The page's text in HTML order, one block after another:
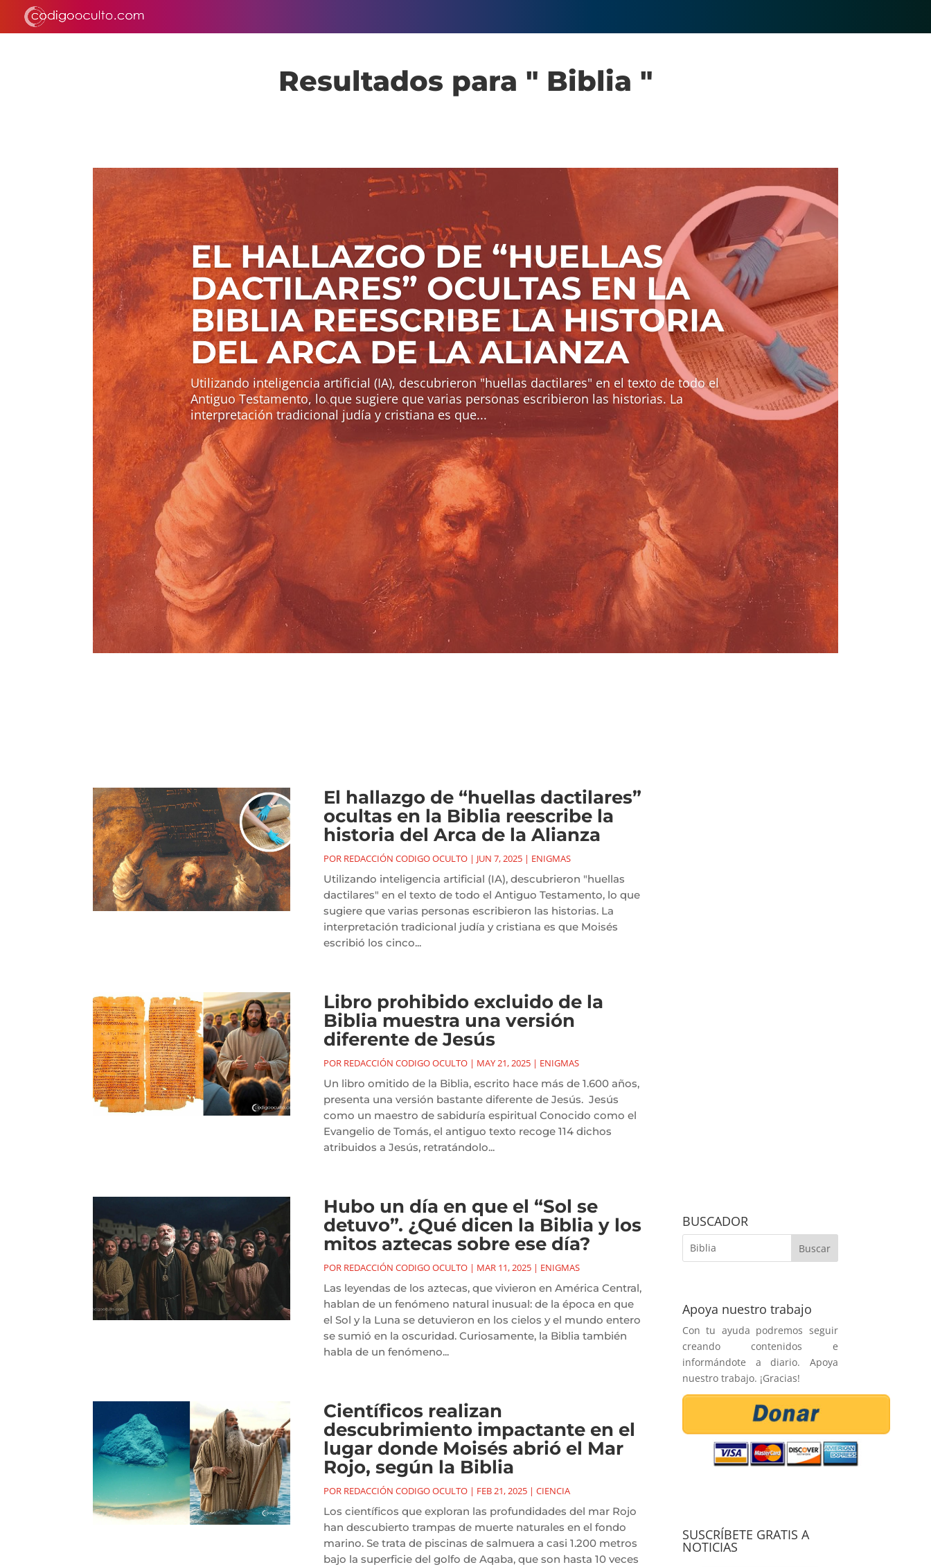
Resultados para " Biblia "
EL HALLAZGO DE “HUELLAS
DACTILARES” OCULTAS EN LA
BIBLIA REESCRIBE LA HISTORIA
DEL ARCA DE LA ALIANZA
Utilizando inteligencia artificial (IA), descubrieron "huellas dactilares" en el texto de todo el
Antiguo Testamento, lo que sugiere que varias personas escribieron las historias. La
interpretación tradicional judía y cristiana es que...
El hallazgo de “huellas dactilares”
ocultas en la Biblia reescribe la
historia del Arca de la Alianza
POR REDACCIÓN CODIGO OCULTO| JUN 7, 2025| ENIGMAS
Utilizando inteligencia artificial (IA), descubrieron "huellas
dactilares" en el texto de todo el Antiguo Testamento, lo que
sugiere que varias personas escribieron las historias. La
interpretación tradicional judía y cristiana es que Moisés
escribió los cinco...
Libro prohibido excluido de la
Biblia muestra una versión
diferente de Jesús
POR REDACCIÓN CODIGO OCULTO| MAY 21, 2025| ENIGMAS
Un libro omitido de la Biblia, escrito hace más de 1.600 años,
presenta una versión bastante diferente de Jesús. Jesús
como un maestro de sabiduría espiritual Conocido como el
Evangelio de Tomás, el antiguo texto recoge 114 dichos
atribuidos a Jesús, retratándolo...
Hubo un día en que el “Sol se
detuvo”. ¿Qué dicen la Biblia y los
mitos aztecas sobre ese día?
POR REDACCIÓN CODIGO OCULTO| MAR 11, 2025| ENIGMAS
Las leyendas de los aztecas, que vivieron en América Central,
hablan de un fenómeno natural inusual: de la época en que
el Sol y la Luna se detuvieron en los cielos y el mundo entero
se sumió en la oscuridad. Curiosamente, la Biblia también
habla de un fenómeno...
Científicos realizan
descubrimiento impactante en el
lugar donde Moisés abrió el Mar
Rojo, según la Biblia
POR REDACCIÓN CODIGO OCULTO| FEB 21, 2025| CIENCIA
Los científicos que exploran las profundidades del mar Rojo
han descubierto trampas de muerte naturales en el fondo
marino. Se trata de piscinas de salmuera a casi 1.200 metros
bajo la superficie del golfo de Aqaba, que son hasta 10 veces
BUSCADOR
Apoya nuestro trabajo
Con tu ayuda podremos seguir
creando contenidos e
informándote a diario. Apoya
nuestro trabajo. ¡Gracias!
SUSCRÍBETE GRATIS A
NOTICIAS